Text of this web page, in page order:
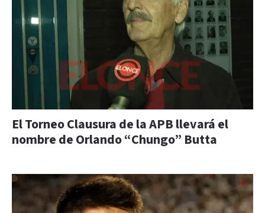
El Torneo Clausura de la APB llevará el
nombre de Orlando “Chungo” Butta